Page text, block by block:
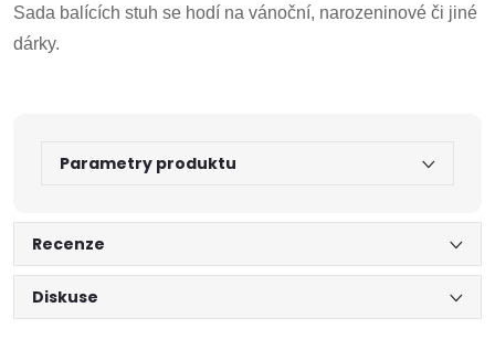
Sada balících stuh se hodí na vánoční, narozeninové či jiné
dárky.
Parametry produktu
Recenze
Diskuse